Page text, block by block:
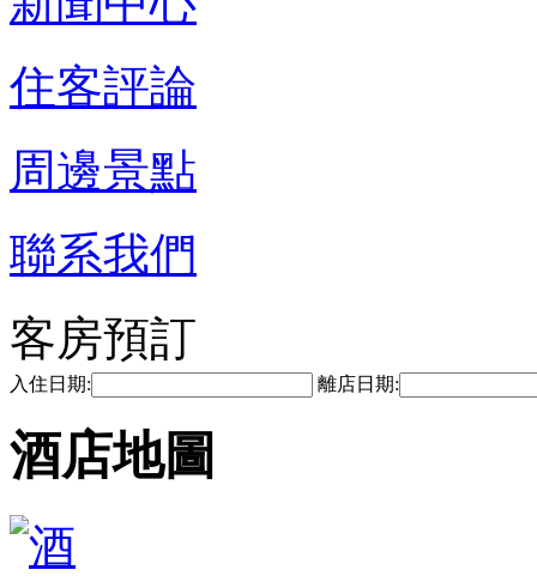
住客評論
周邊景點
聯系我們
客房預訂
入住日期: 離店日期:
酒店地圖